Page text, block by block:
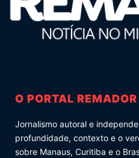
O PORTAL REMADOR
Jornalismo autoral e
profundidade, contexto e o
sobre Manaus, Curitiba e o